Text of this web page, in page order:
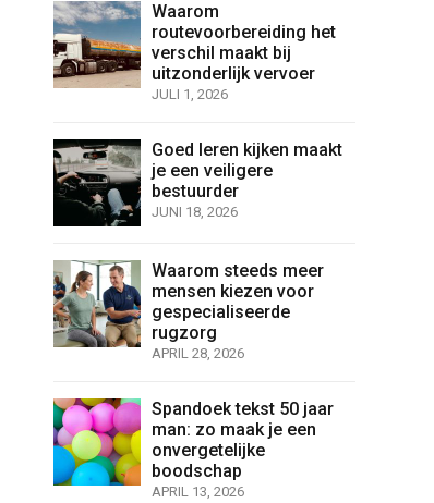
Waarom
routevoorbereiding het
verschil maakt bij
uitzonderlijk vervoer
JULI 1, 2026
Goed leren kijken maakt
je een veiligere
bestuurder
JUNI 18, 2026
Waarom steeds meer
mensen kiezen voor
gespecialiseerde
rugzorg
APRIL 28, 2026
Spandoek tekst 50 jaar
man: zo maak je een
onvergetelijke
boodschap
APRIL 13, 2026